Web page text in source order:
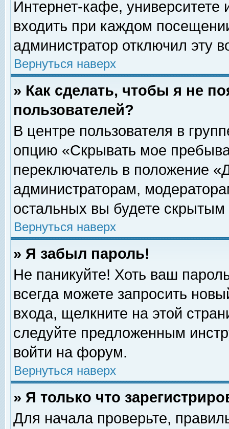
Интернет-кафе, университете
входить при каждом
администратор отключил эту
Вернуться наверх
» Как сделать, чтобы я не
пользователей?
В центре пользователя в
опцию «Скрывать мое
переключатель в положение
администраторам,
остальных вы будете скрытым
Вернуться наверх
» Я забыл пароль!
Не паникуйте! Хоть ваш
всегда можете запросить
входа, щелкните на этой
следуйте предложенным
войти на форум.
Вернуться наверх
» Я только что
Для начала проверьте,